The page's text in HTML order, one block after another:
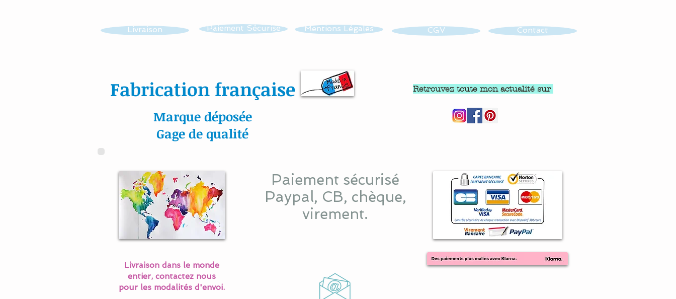
Livraison Paiement Sécurisé Mentions Légales
Fabrication française
Marque déposée
Gage de qualité
CGV Contact
Retrouvez toute mon actualité sur
Livraison dans le monde
entier, contactez nous
pour les modalités d'envoi.
Paiement sécurisé
Paypal, CB, chèque,
virement.